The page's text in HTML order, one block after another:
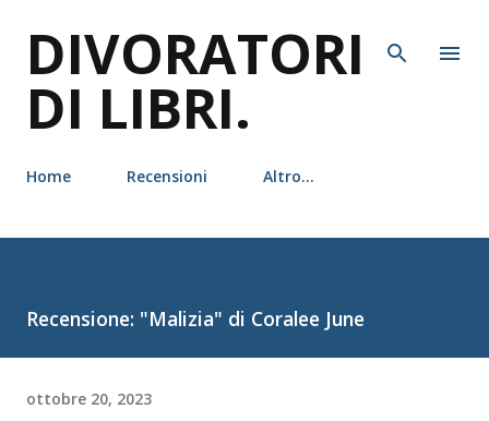
DIVORATORI
DI LIBRI.
Home Recensioni Altro…
Recensione: "Malizia" di Coralee June
ottobre 20, 2023